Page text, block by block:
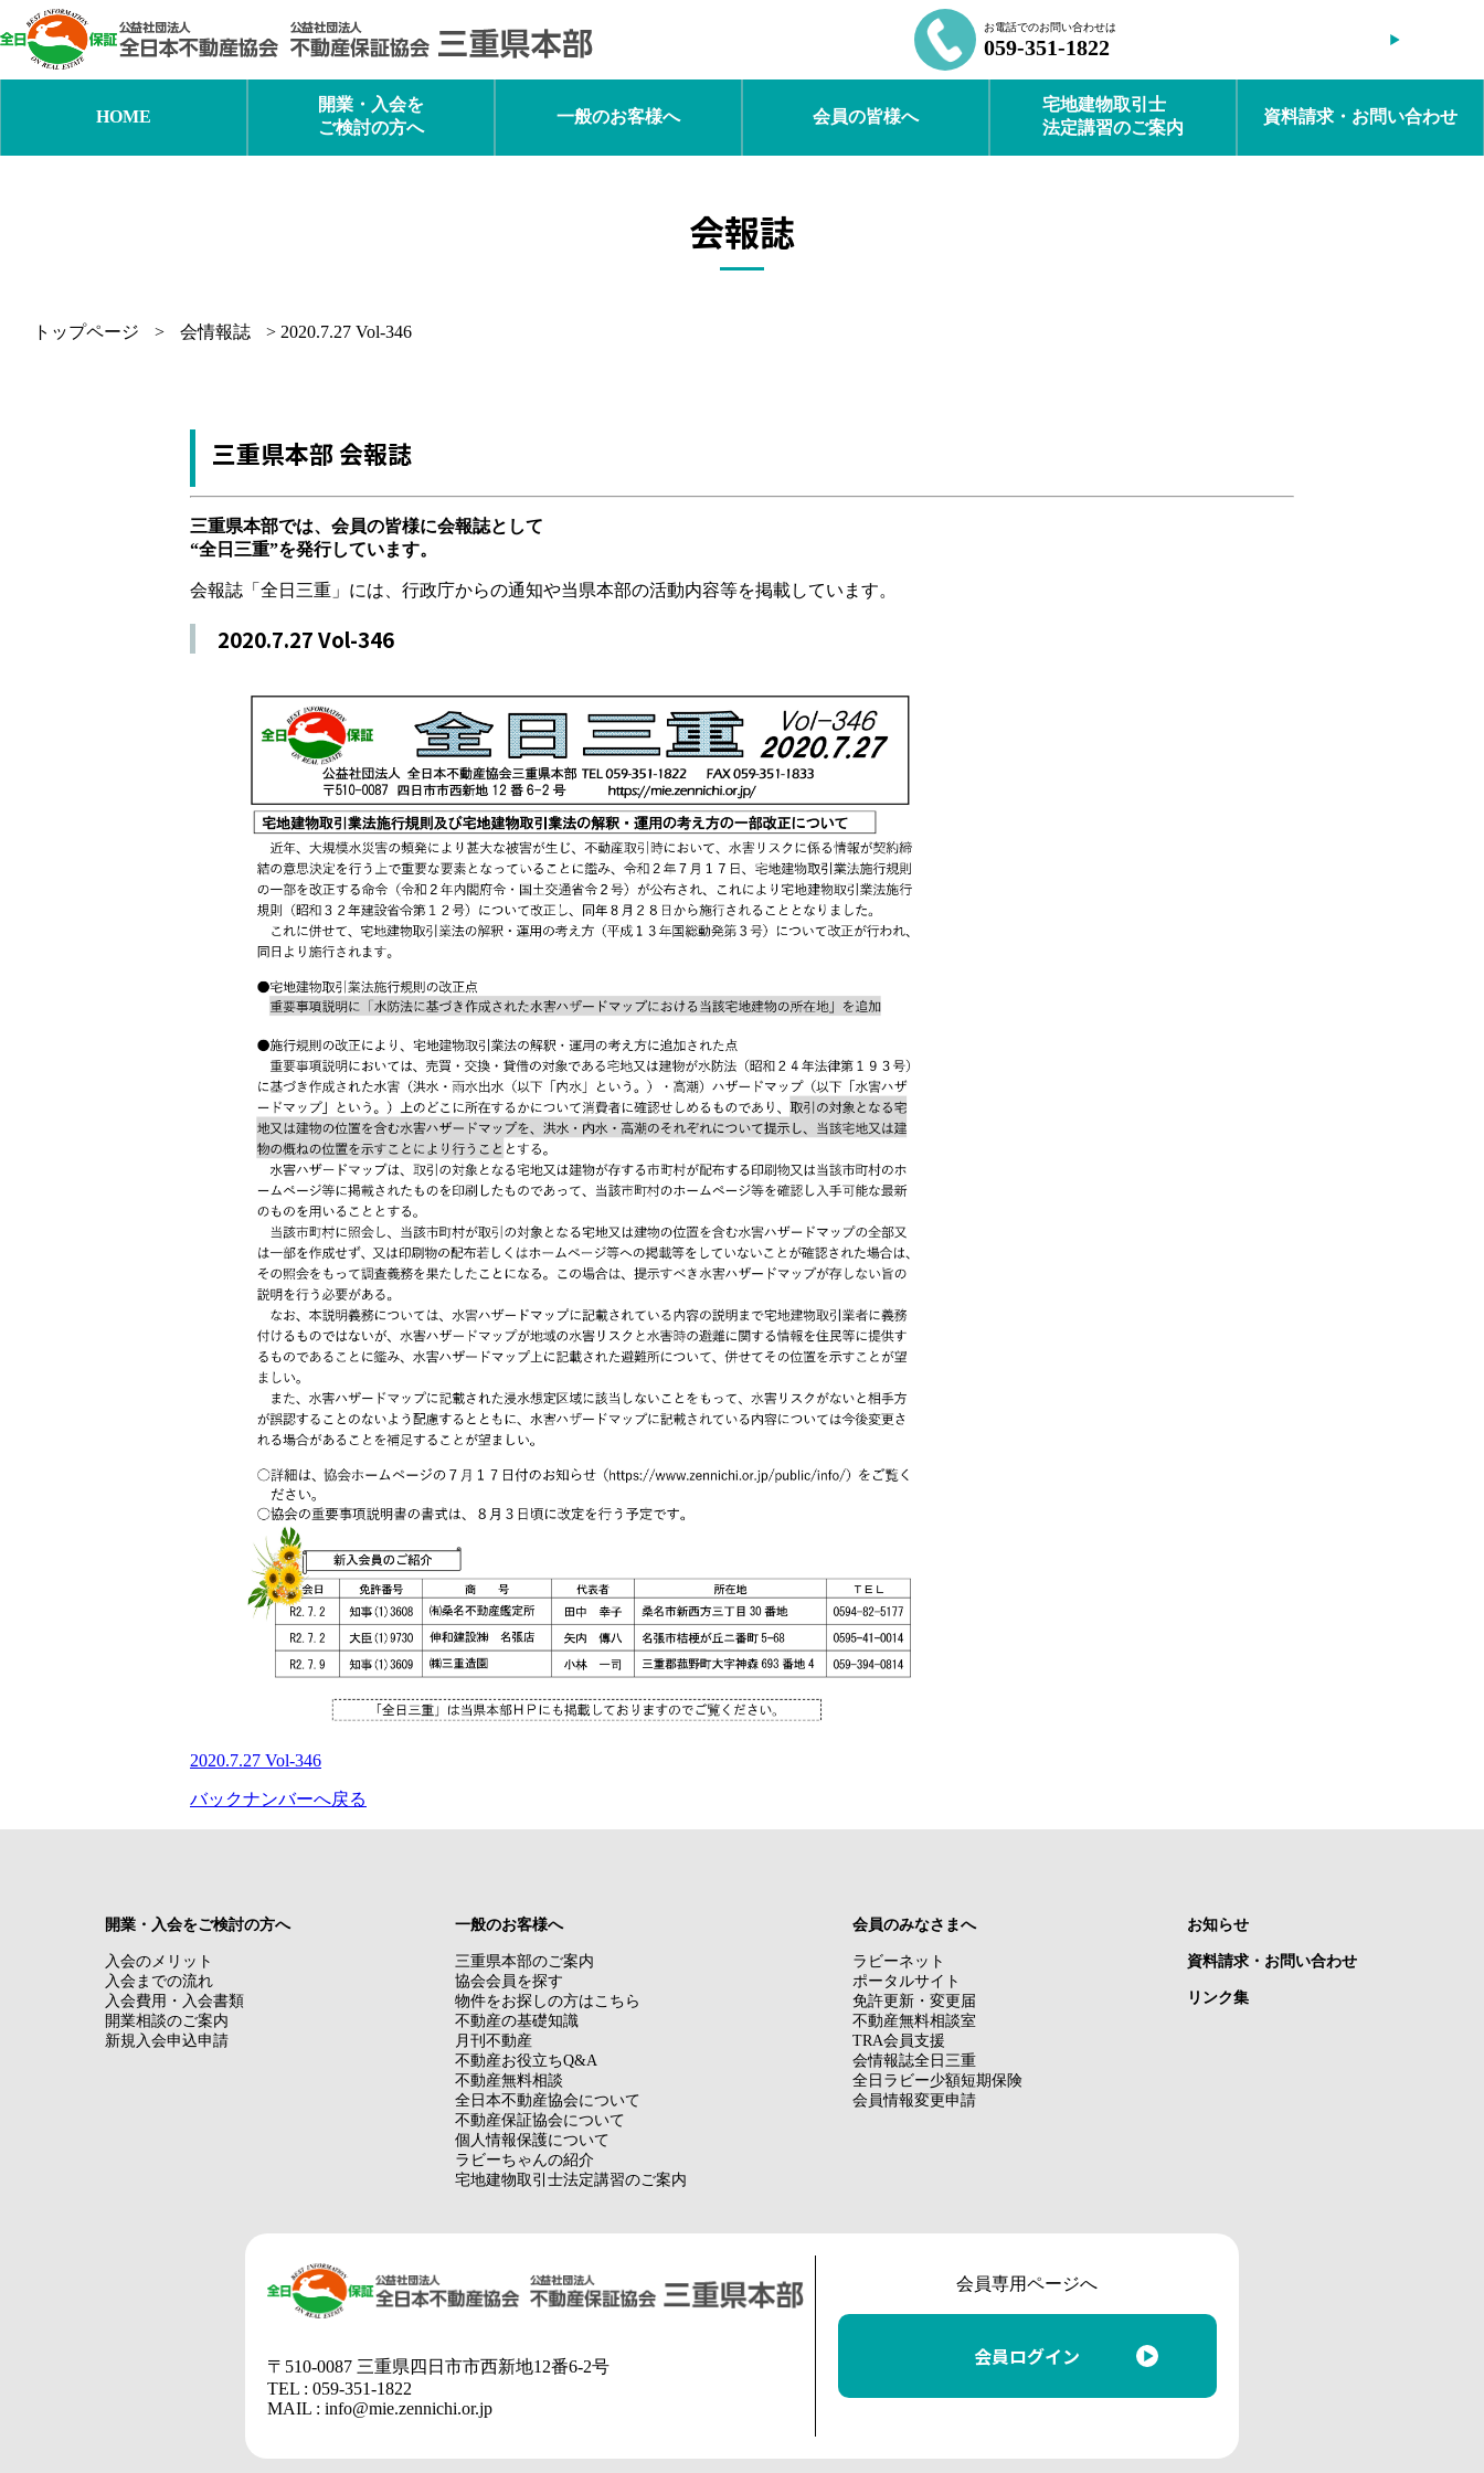
容
ス
お電話でのお問い合わせは
059-351-1822
HOME
開業・入会を
ご検討の方へ
一般のお客様へ 会員の皆様へ
宅地建物取引士
法定講習のご案内
資料請求・お問い合わせ
会報誌
トップページ > 会情報誌 > 2020.7.27 Vol-346
三重県本部 会報誌
三重県本部では、会員の皆様に会報誌として
“全日三重”を発行しています。
会報誌「全日三重」には、行政庁からの通知や当県本部の活動内容等を掲載しています。
2020.7.27 Vol-346
2020.7.27 Vol-346
バックナンバーへ戻る
開業・入会をご検討の方へ
入会のメリット
入会までの流れ
入会費用・入会書類
開業相談のご案内
新規入会申込申請
一般のお客様へ
三重県本部のご案内
協会会員を探す
物件をお探しの方はこちら
不動産の基礎知識
月刊不動産
不動産お役立ちQ&A
不動産無料相談
全日本不動産協会について
不動産保証協会について
個人情報保護について
ラビーちゃんの紹介
宅地建物取引士法定講習のご案内
会員のみなさまへ
ラビーネット
ポータルサイト
免許更新・変更届
不動産無料相談室
TRA会員支援
会情報誌全日三重
全日ラビー少額短期保険
会員情報変更申請
お知らせ
資料請求・お問い合わせ
リンク集
〒510-0087 三重県四日市市西新地12番6-2号
TEL : 059-351-1822
MAIL : info@mie.zennichi.or.jp
会員専用ページへ
会員ログイン